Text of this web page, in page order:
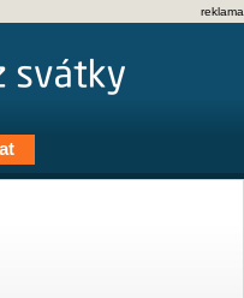
reklama